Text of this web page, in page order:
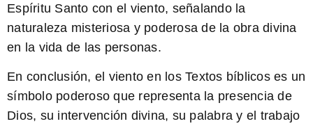
Espíritu Santo con el viento, señalando la
naturaleza misteriosa y poderosa de la obra divina
en la vida de las personas.
En conclusión, el viento en los Textos bíblicos es un
símbolo poderoso que representa la presencia de
Dios, su intervención divina, su palabra y el trabajo